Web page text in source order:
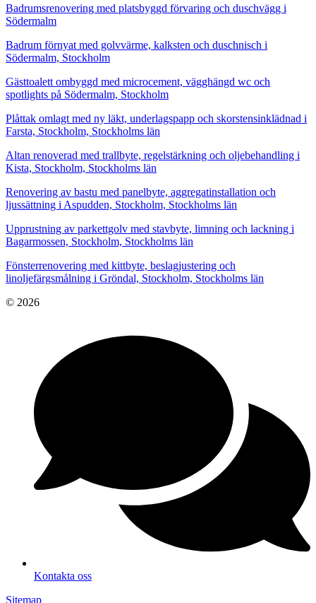
Badrumsrenovering med platsbyggd förvaring och duschvägg i
Södermalm
Badrum förnyat med golvvärme, kalksten och duschnisch i
Södermalm, Stockholm
Gästtoalett ombyggd med microcement, vägghängd wc och
spotlights på Södermalm, Stockholm
Plåttak omlagt med ny läkt, underlagspapp och skorstensinklädnad i
Farsta, Stockholm, Stockholms län
Altan renoverad med trallbyte, regelstärkning och oljebehandling i
Kista, Stockholm, Stockholms län
Renovering av bastu med panelbyte, aggregatinstallation och
ljussättning i Aspudden, Stockholm, Stockholms län
Upprustning av parkettgolv med stavbyte, limning och lackning i
Bagarmossen, Stockholm, Stockholms län
Fönsterrenovering med kittbyte, beslagjustering och
linoljefärgsmålning i Gröndal, Stockholm, Stockholms län
© 2026
Kontakta oss
Sitemap